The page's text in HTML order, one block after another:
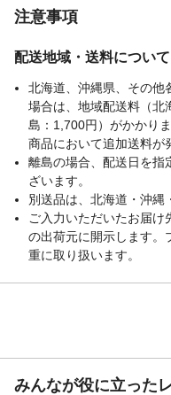
注意事項
配送地域・送料について
北海道、沖縄県、その他
場合は、地域配送料（北
島：1,700円）がかかり
商品において追加送料が
離島の場合、配送日を指
ざいます。
別送品は、北海道・沖縄
ご入力いただいたお届
の出荷元に開示します。
重に取り扱います。
みんなが役に立った